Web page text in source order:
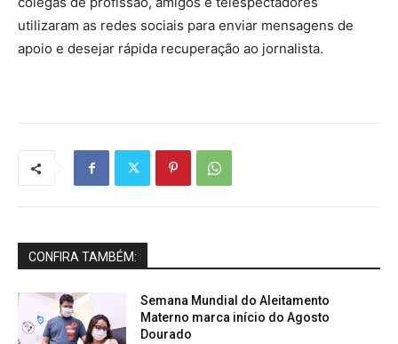
utilizaram as redes sociais para enviar mensagens de
apoio e desejar rápida recuperação ao jornalista.
CONFIRA TAMBÉM:
Semana Mundial do Aleitamento
Materno marca início do Agosto
Dourado